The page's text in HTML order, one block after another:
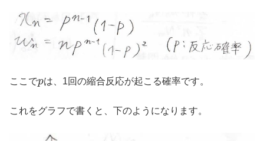
ここで は、1回の縮合反応が起こる確率です。
これをグラフで書くと、下のようになります。